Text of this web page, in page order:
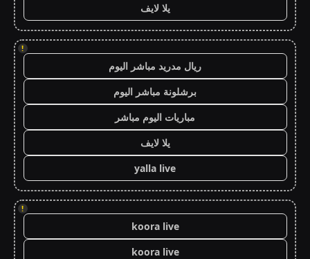
يلا لايف
!
ريال مدريد مباشر اليوم
برشلونة مباشر اليوم
مباريات اليوم مباشر
يلا لايف
yalla live
!
koora live
koora live